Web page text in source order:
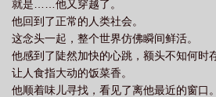
就是……他又穿越了。
他回到了正常的人类社会。
这念头一起，整个世界仿佛瞬间鲜活。
他感到了陡然加快的心跳，额头不知何时
让人食指大动的饭菜香。
他顺着味儿寻找，看见了离他最近的窗口。